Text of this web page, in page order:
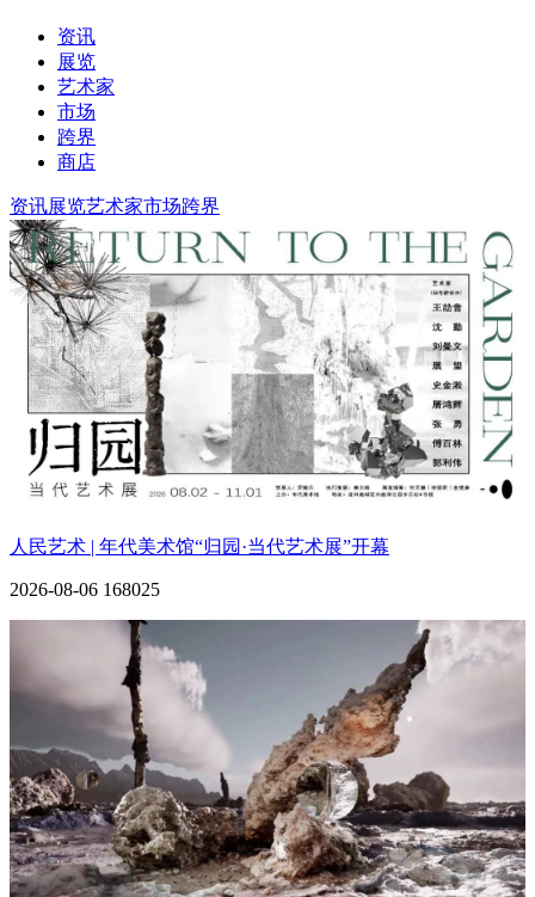
资讯
展览
艺术家
市场
跨界
商店
资讯展览艺术家市场跨界
人民艺术 | 年代美术馆“归园·当代艺术展”开幕
2026-08-06 168025